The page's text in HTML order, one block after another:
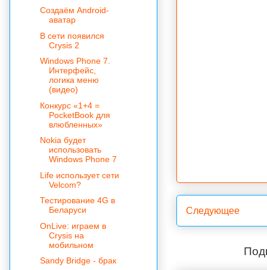
Следующее
Создаём Android-
аватар
В сети появился
Crysis 2
Windows Phone 7.
Интерфейс,
логика меню
(видео)
Конкурс «1+4 =
PocketBook для
влюбленных»
Nokia будет
использовать
Windows Phone 7
Life использует сети
Velcom?
Тестирование 4G в
Беларуси
OnLive: играем в
Crysis на
мобильном
Sandy Bridge - брак